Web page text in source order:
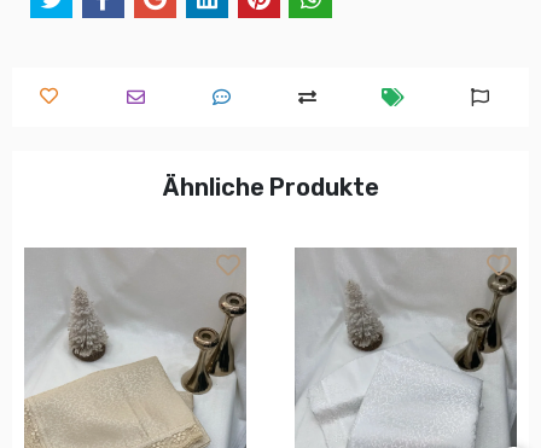
Ähnliche Produkte